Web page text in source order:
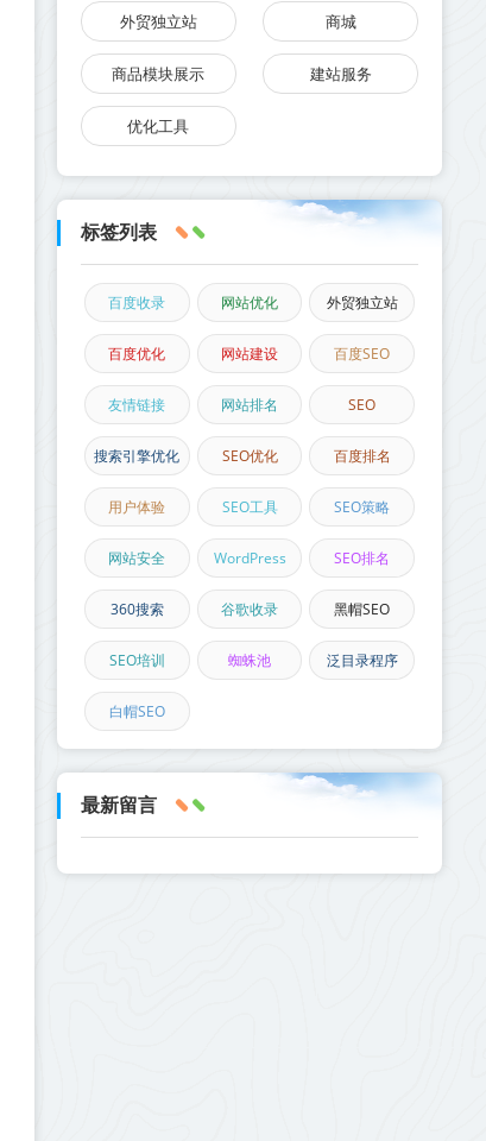
外贸独立站 商城
商品模块展示 建站服务
优化工具
标签列表
百度收录 网站优化 外贸独立站
百度优化 网站建设 百度SEO
友情链接 网站排名 SEO
搜索引擎优化 SEO优化 百度排名
用户体验 SEO工具 SEO策略
网站安全 WordPress SEO排名
360搜索 谷歌收录 黑帽SEO
SEO培训 蜘蛛池 泛目录程序
白帽SEO
最新留言